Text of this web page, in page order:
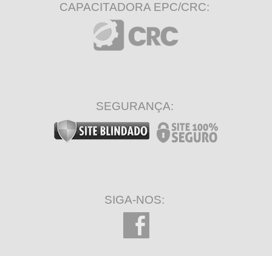
CAPACITADORA EPC/CRC:
SEGURANÇA:
SIGA-NOS: